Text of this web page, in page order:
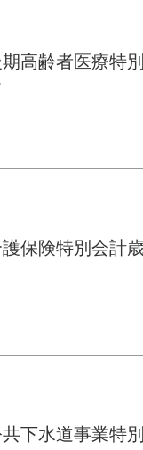
高齢者医療特
保険特別会計
下水道事業特